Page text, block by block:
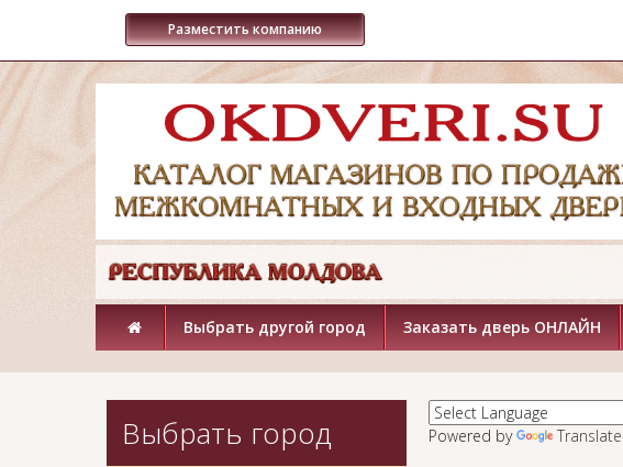
Разместить компанию
Выбрать другой город Заказать дверь ОНЛАЙН
Powered by Translate
Выбрать город